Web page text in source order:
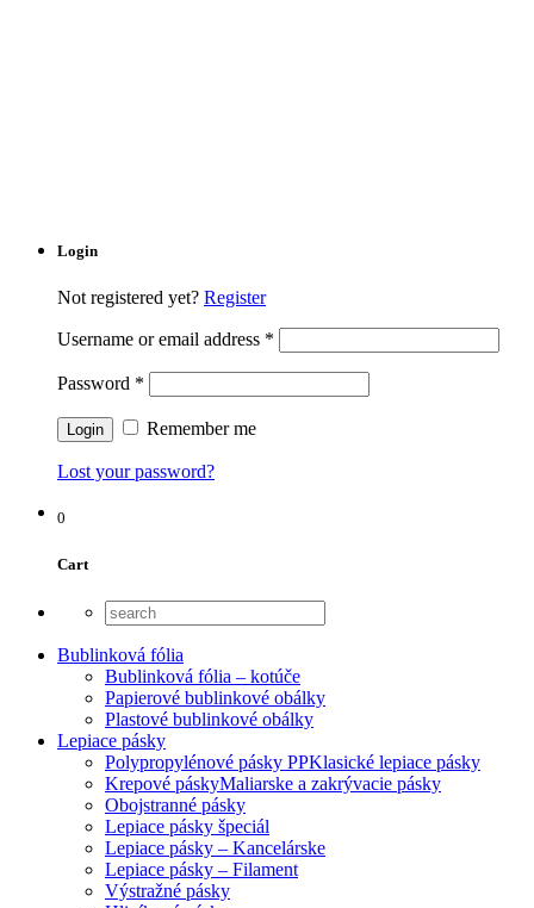
Login
Not registered yet? Register
Username or email address *
Password *
Remember me
Lost your password?
0
Cart
Bublinková fólia
Bublinková fólia – kotúče
Papierové bublinkové obálky
Plastové bublinkové obálky
Lepiace pásky
Polypropylénové pásky PPKlasické lepiace pásky
Krepové páskyMaliarske a zakrývacie pásky
Obojstranné pásky
Lepiace pásky špeciál
Lepiace pásky – Kancelárske
Lepiace pásky – Filament
Výstražné pásky